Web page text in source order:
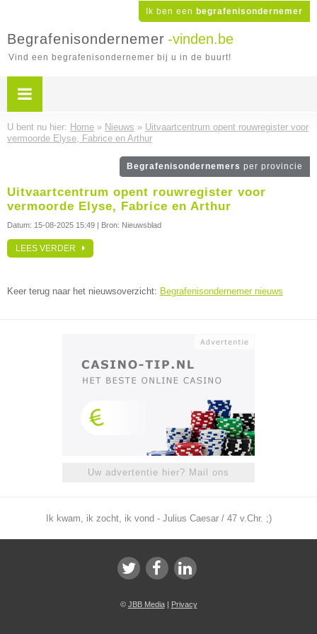
Ik ben een begrafenisondernemer
Begrafenisondernemer -vinden.be
Vind een begrafenisondernemer bij u in de buurt!
U bent nu hier: Home » Nieuws » Uitvaartcentrum opent rouwregister voor
vermoorde Elyse, Fabrice en Arthur
Begrafenisondernemers per provincie
Uitvaartcentrum opent rouwregister voor
vermoorde Elyse, Fabrice en Arthur
Datum: 15-08-2025 15:49 | Bron: Nieuwsblad
LEES VERDER
Keer terug naar het nieuwsoverzicht: Begrafenisondernemer nieuws
Uw advertentie hier? Mail ons
Ik kwam, ik zocht, ik vond - Julius Caesar / 47 v.Chr. ;)
© JBB Media| Privacy